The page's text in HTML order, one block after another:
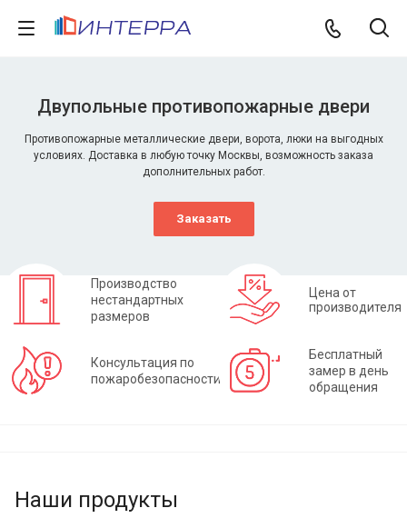
Двупольные противопожарные двери
Противопожарные металлические двери, ворота, люки на выгодных
условиях. Доставка в любую точку Москвы, возможность заказа
дополнительных работ.
Заказать
Производство
нестандартных
размеров
Цена от
производителя
Консультация по
пожаробезопасности
Бесплатный
замер в день
обращения
Наши продукты